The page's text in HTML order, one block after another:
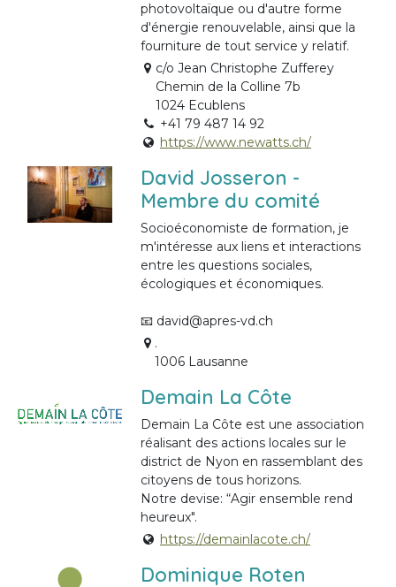
photovoltaïque ou d'autre forme
d'énergie renouvelable, ainsi que la
fourniture de tout service y relatif.
c/o Jean Christophe Zufferey
Chemin de la Colline 7b
1024 Ecublens
+41 79 487 14 92
https://www.newatts.ch/
David Josseron -
Membre du comité
Socioéconomiste de formation, je
m'intéresse aux liens et interactions
entre les questions sociales,
écologiques et économiques.
📧 david@apres-vd.ch
.
1006 Lausanne
Demain La Côte
Demain La Côte est une association
réalisant des actions locales sur le
district de Nyon en rassemblant des
citoyens de tous horizons.
Notre devise: “Agir ensemble rend
heureux".
https://demainlacote.ch/
Dominique Roten